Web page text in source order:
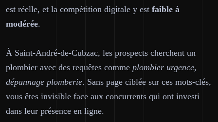
est réelle, et la compétition digitale y est faible à
modérée.
À Saint-André-de-Cubzac, les prospects cherchent un
plombier avec des requêtes comme plombier urgence,
dépannage plomberie. Sans page ciblée sur ces mots-clés,
vous êtes invisible face aux concurrents qui ont investi
dans leur présence en ligne.